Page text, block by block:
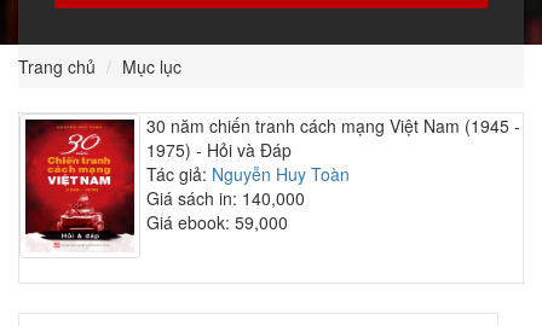
Trang chủ Mục lục
30 năm chiến tranh cách mạng Việt Nam (1945 -
1975) - Hỏi và Đáp
Tác giả: Nguyễn Huy Toàn
Giá sách in: 140,000
Giá ebook: 59,000